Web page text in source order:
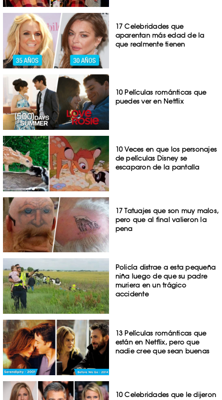
17 Celebridades que
aparentan más edad de la
que realmente tienen
10 Películas románticas que
puedes ver en Netflix
10 Veces en que los personajes
de películas Disney se
escaparon de la pantalla
17 Tatuajes que son muy malos,
pero que al final valieron la
pena
Policía distrae a esta pequeña
niña luego de que su padre
muriera en un trágico
accidente
13 Películas románticas que
están en Netflix, pero que
nadie cree que sean buenas
10 Celebridades que le dijeron